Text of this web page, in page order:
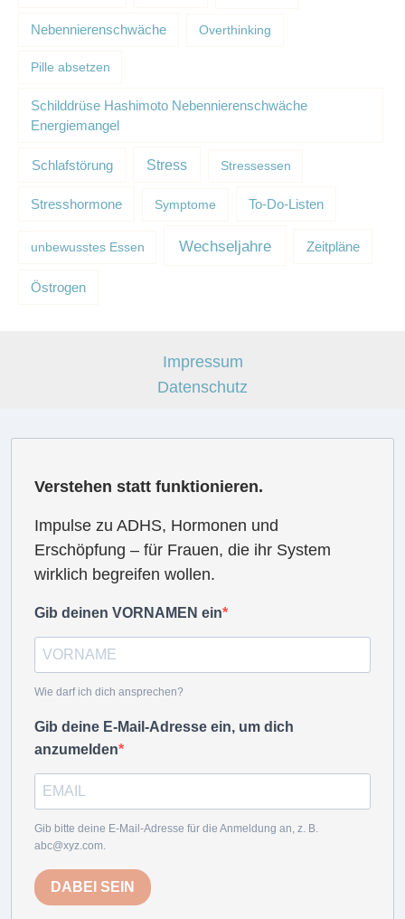
Nebennierenschwäche Overthinking
Pille absetzen
Schilddrüse Hashimoto Nebennierenschwäche
Energiemangel
Schlafstörung Stress Stressessen
Stresshormone Symptome To-Do-Listen
unbewusstes Essen Wechseljahre Zeitpläne
Östrogen
Impressum
Datenschutz
Verstehen statt funktionieren.
Impulse zu ADHS, Hormonen und
Erschöpfung – für Frauen, die ihr System
wirklich begreifen wollen.
Gib deinen VORNAMEN ein
Wie darf ich dich ansprechen?
Gib deine E-Mail-Adresse ein, um dich
anzumelden
Gib bitte deine E-Mail-Adresse für die Anmeldung an, z. B.
abc@xyz.com.
DABEI SEIN